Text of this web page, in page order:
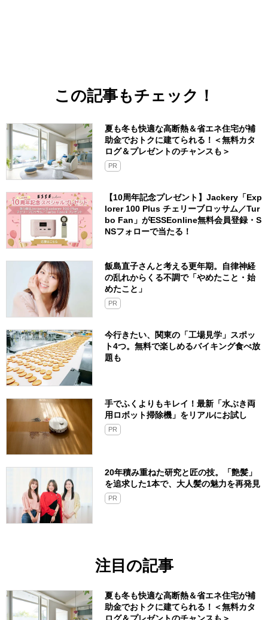
この記事もチェック！
夏も冬も快適な高断熱＆省エネ住宅が補
助金でおトクに建てられる！＜無料カタ
ログ＆プレゼントのチャンスも＞
PR
【10周年記念プレゼント】Jackery「Exp
lorer 100 Plus チェリーブロッサム／Tur
bo Fan」がESSEonline無料会員登録・S
NSフォローで当たる！
飯島直子さんと考える更年期。自律神経
の乱れからくる不調で「やめたこと・始
めたこと」
PR
今行きたい、関東の「工場見学」スポッ
ト4つ。無料で楽しめるバイキング食べ放
題も
手でふくよりもキレイ！最新「水ぶき両
用ロボット掃除機」をリアルにお試し
PR
20年積み重ねた研究と匠の技。「艶髪」
を追求した1本で、大人髪の魅力を再発見
PR
注目の記事
夏も冬も快適な高断熱＆省エネ住宅が補
助金でおトクに建てられる！＜無料カタ